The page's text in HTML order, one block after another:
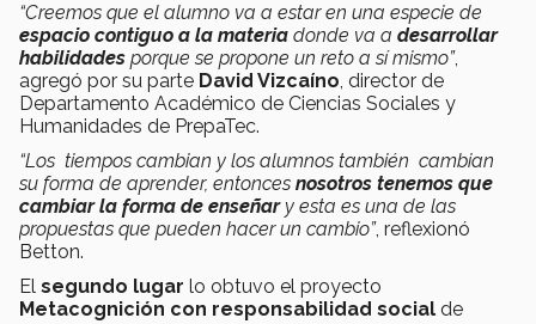
“Creemos que el alumno va a estar en una especie de
espacio contiguo a la materia donde va a desarrollar
habilidades porque se propone un reto a sí mismo”,
agregó por su parte David Vizcaíno, director de
Departamento Académico de Ciencias Sociales y
Humanidades de PrepaTec.
“Los tiempos cambian y los alumnos también cambian
su forma de aprender, entonces nosotros tenemos que
cambiar la forma de enseñary esta es una de las
propuestas que pueden hacer un cambio”, reflexionó
Betton.
El segundo lugar lo obtuvo el proyecto
Metacognición con responsabilidad social de